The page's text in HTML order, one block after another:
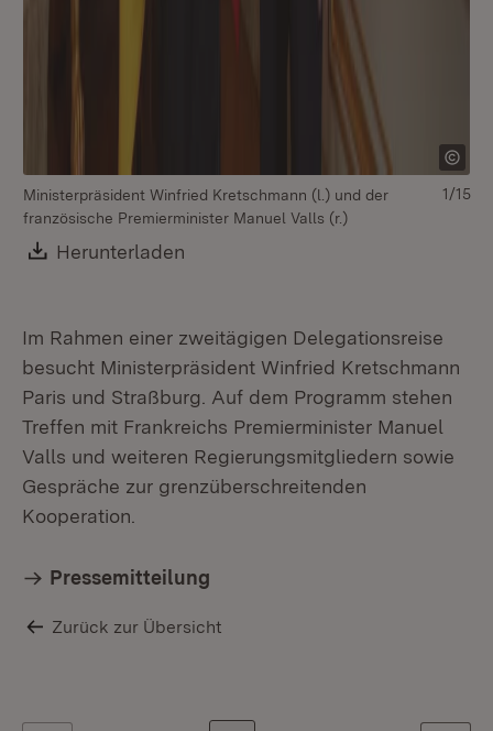
Ministerpräsident Winfried Kretschmann (l.) und der
französische Premierminister Manuel Valls (r.)
Download:
Herunterladen
1/15
Im Rahmen einer zweitägigen Delegationsreise
besucht Ministerpräsident Winfried Kretschmann
Paris und Straßburg. Auf dem Programm stehen
Treffen mit Frankreichs Premierminister Manuel
Valls und weiteren Regierungsmitgliedern sowie
Gespräche zur grenzüberschreitenden
Kooperation.
Pressemitteilung
Zurück zur Übersicht